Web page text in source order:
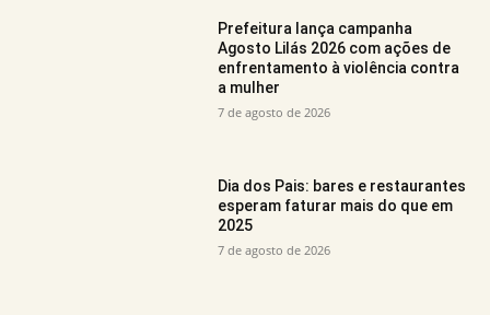
Prefeitura lança campanha
Agosto Lilás 2026 com ações de
enfrentamento à violência contra
a mulher
7 de agosto de 2026
Dia dos Pais: bares e restaurantes
esperam faturar mais do que em
2025
7 de agosto de 2026